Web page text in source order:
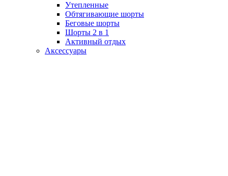
Утепленные
Обтягивающие шорты
Беговые шорты
Шорты 2 в 1
Активный отдых
Аксессуары